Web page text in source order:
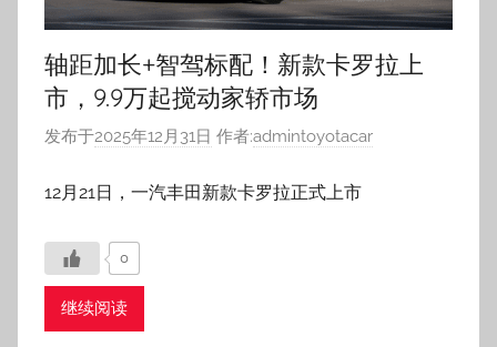
轴距加长+智驾标配！新款卡罗拉上
市，9.9万起搅动家轿市场
发布于2025年12月31日 作者:admintoyotacar
12月21日，一汽丰田新款卡罗拉正式上市
0
继续阅读